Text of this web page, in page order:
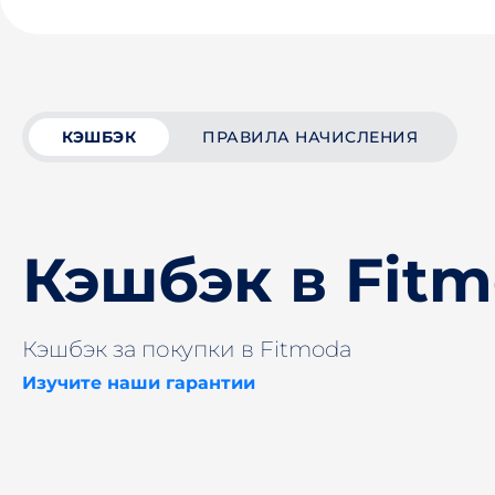
КЭШБЭК ПРАВИЛА НАЧИСЛЕНИЯ
Кэшбэк в
Кэшбэк за покупки в Fitmoda
Изучите наши гарантии